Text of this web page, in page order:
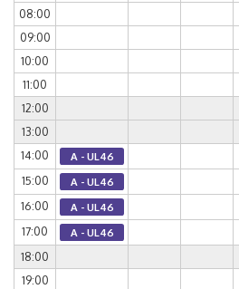
08:00
09:00
10:00
11:00
12:00
13:00
14:00
A - UL46
15:00 A - UL46
16:00 A - UL46
17:00 A - UL46
18:00
19:00